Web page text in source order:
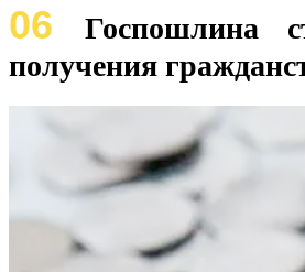
06
Госпошлина
получения